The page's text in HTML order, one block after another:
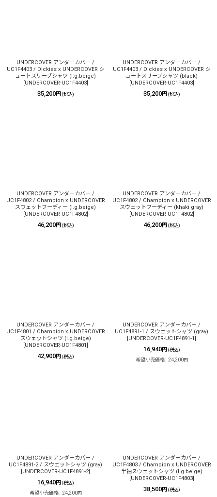
UNDERCOVER アンダーカバー /
UC1F4403 / Dickies x UNDERCOVER シ
ョートスリーブシャツ (l.g.beige)
UNDERCOVER-UC1F4403]
35,200円 (税込)
UNDERCOVER アンダーカバー /
UC1F4403 / Dickies x UNDERCOVER シ
ョートスリーブシャツ (black)
UNDERCOVER-UC1F4403]
35,200円 (税込)
UNDERCOVER アンダーカバー /
UC1F4802 / Champion x UNDERCOVER
スウェットフーディー (l.g.beige)
UNDERCOVER-UC1F4802]
46,200円 (税込)
UNDERCOVER アンダーカバー /
UC1F4802 / Champion x UNDERCOVER
スウェットフーディー (khaki gray)
UNDERCOVER-UC1F4802]
46,200円 (税込)
UNDERCOVER アンダーカバー /
UC1F4801 / Champion x UNDERCOVER
スウェットシャツ (l.g.beige)
UNDERCOVER-UC1F4801
42,900円 (税込)
UNDERCOVER アンダーカバー /
UC1F4891-1 / スウェットシャツ (gray)
UNDERCOVER-UC1F4891-1
16,940円 (税込)
希望小売価格: 24,200円
UNDERCOVER アンダーカバー /
UC1F4891-2 / スウェットシャツ (gray)
UNDERCOVER-UC1F4891-2]
16,940円 (税込)
希望小売価格: 24,200円
UNDERCOVER アンダーカバー /
UC1F4803 / Champion x UNDERCOVER
半袖スウェットシャツ (l.g.beige)
UNDERCOVER-UC1F4803]
38,500円 (税込)